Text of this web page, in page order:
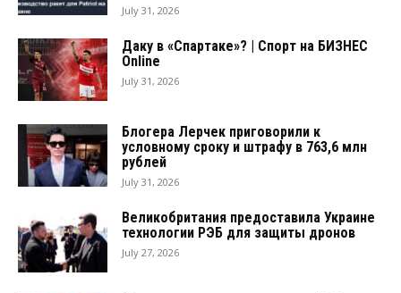
July 31, 2026
Даку в «Спартаке»? | Спорт на БИЗНЕС
Online
July 31, 2026
Блогера Лерчек приговорили к
условному сроку и штрафу в 763,6 млн
рублей
July 31, 2026
Великобритания предоставила Украине
технологии РЭБ для защиты дронов
July 27, 2026